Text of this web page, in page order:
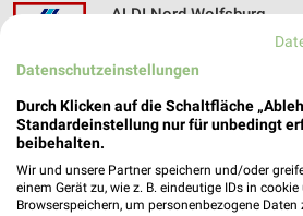
ALDI Nord Wolfsburg
38444 Wolfsburg
Heute 07:00 - 20:00 Uhr |
180,40 km • Angebote: 4
ALDI Nord Wolfsburg
Datenschutzeinstellungen
Durch Klicken auf die Schaltfläche
Standardeinstellung nur für unbedingt
beibehalten.
Wir und unsere Partner speichern und/oder
einem Gerät zu, wie z. B. eindeutige IDs in
Browserspeichern, um personenbezogene Daten